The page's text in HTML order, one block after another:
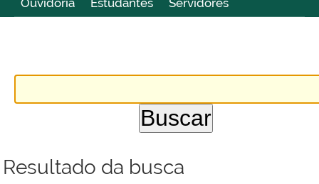
Resultado da busca